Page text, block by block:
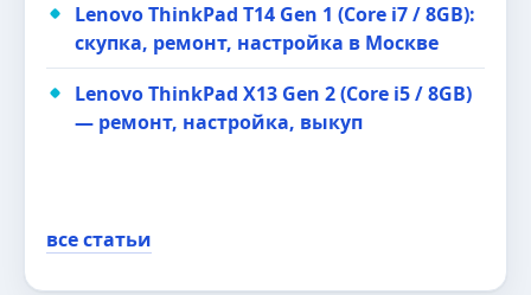
Lenovo ThinkPad T14 Gen 1 (Core i7 / 8GB):
скупка, ремонт, настройка в Москве
Lenovo ThinkPad X13 Gen 2 (Core i5 / 8GB)
— ремонт, настройка, выкуп
все статьи